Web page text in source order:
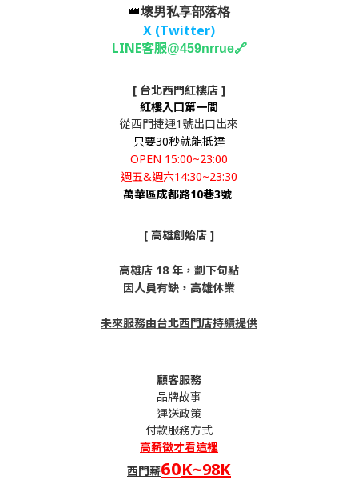
👑壞男私享部落格
X (Twitter)
LINE客服@459nrrue🔗
[ 台北西門紅樓店 ]
紅樓入口第一間
從西門捷運1號出口出來
只要30秒就能抵達
OPEN 15:00~23:00
週五&週六14:30~23:30
萬華區成都路10巷3號
[ 高雄創始店 ]
高雄店 18 年，劃下句點
因人員有缺，高雄休業
未來服務由台北西門店持續提供
顧客服務
品牌故事
運送政策
付款服務方式
高薪徵才看這裡
西門薪60K~98K